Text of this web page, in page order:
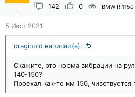
142
0 BMW R 1150
5 Июл 2021
draginoid написал(а):
Скажите, это норма вибрации на
140-150?
Проехал как-то км 150, чивствуется